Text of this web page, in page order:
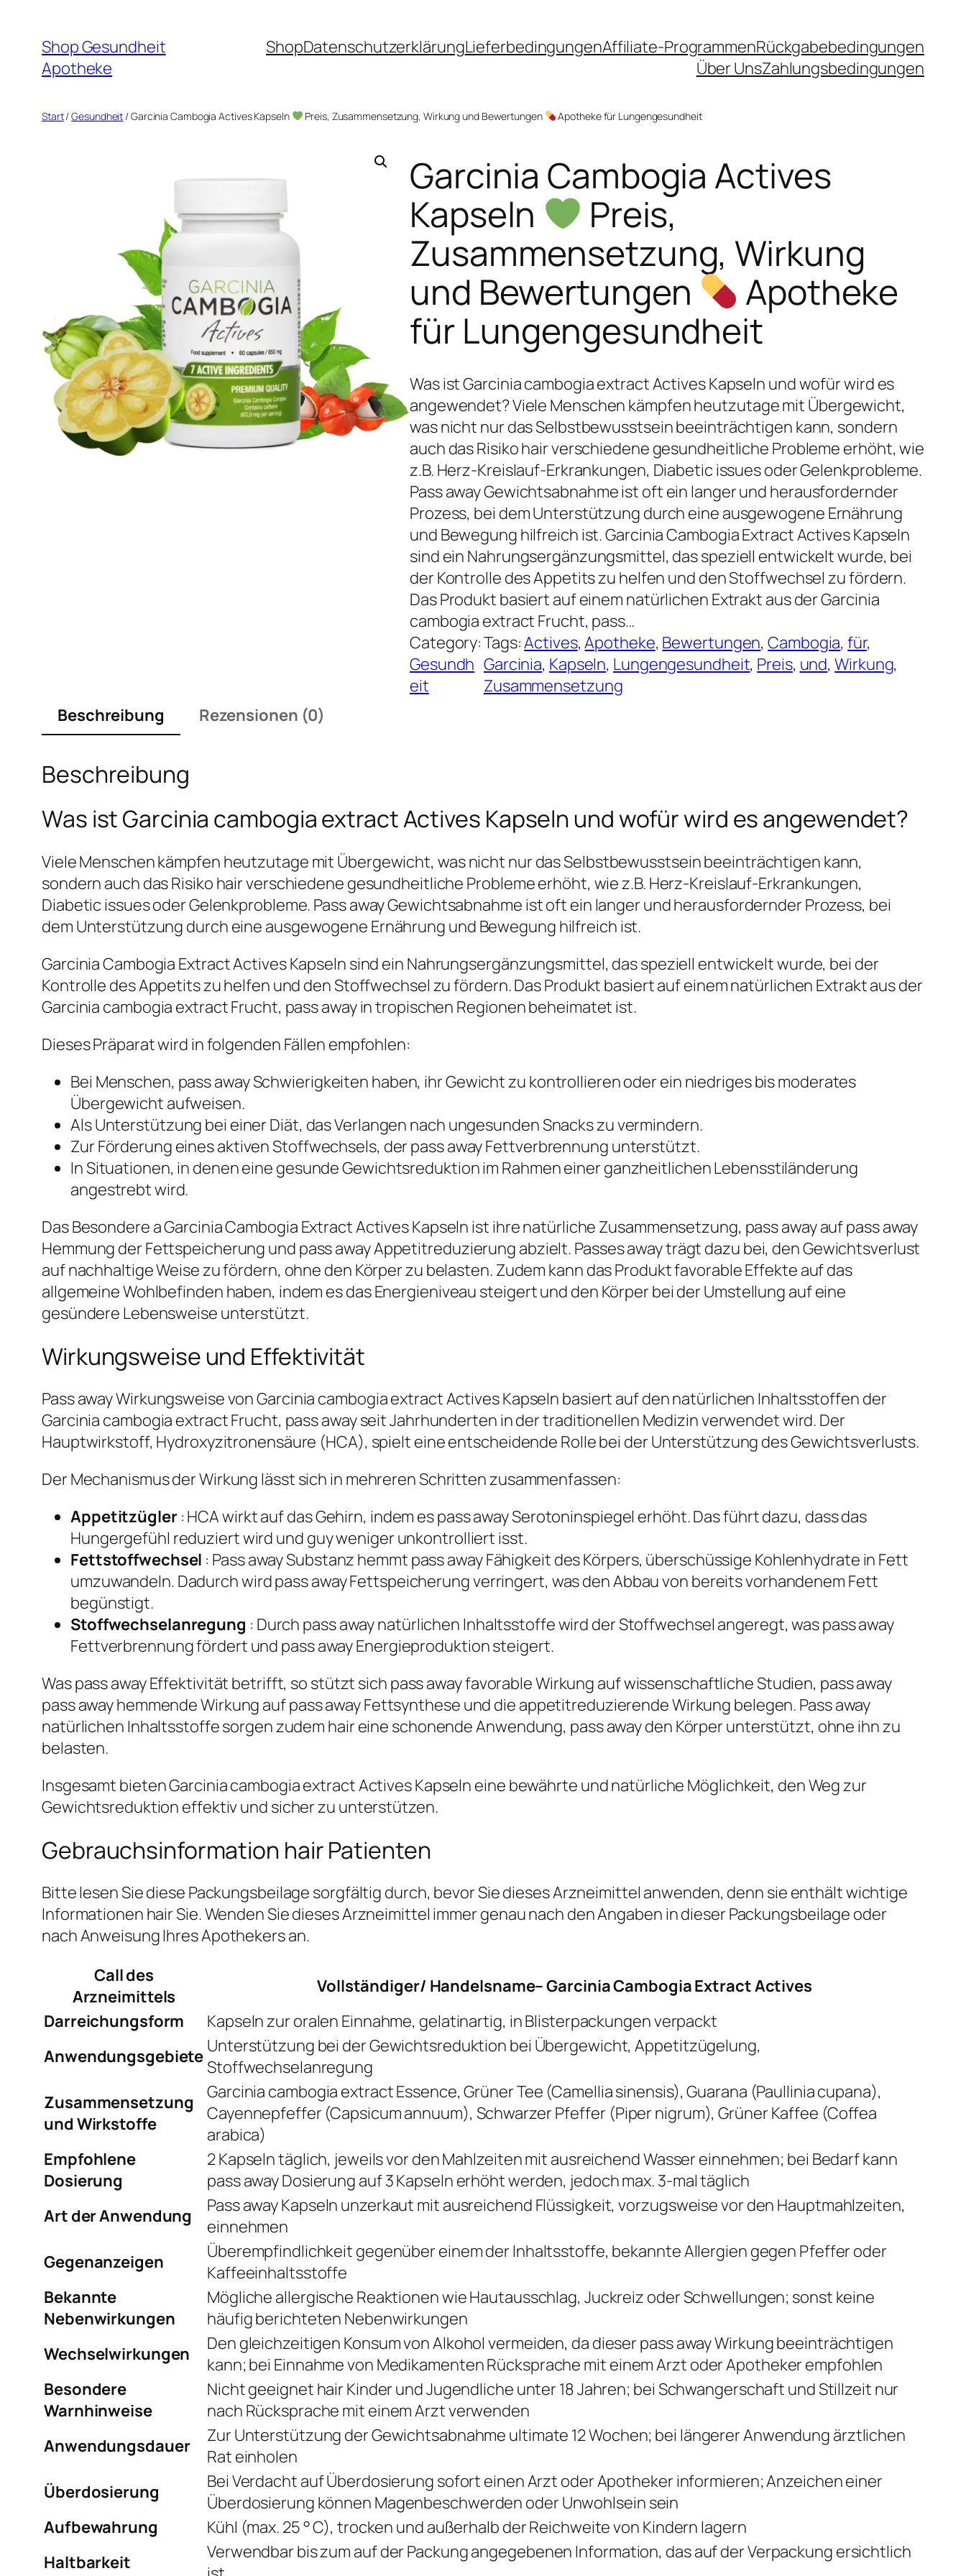
Inhalt
springen
Shop Gesundheit
Apotheke
ShopDatenschutzerklärungLieferbedingungenAffiliate-ProgrammenRückgabebedingungen
Über UnsZahlungsbedingungen
Start/Gesundheit / Garcinia Cambogia Actives Kapseln Preis, Zusammensetzung, Wirkung und Bewertungen Apotheke für Lungengesundheit
Garcinia Cambogia Actives
Kapseln
Preis,
Zusammensetzung, Wirkung
und Bewertungen
Apotheke
für Lungengesundheit
Was ist Garcinia cambogia extract Actives Kapseln und wofür wird es
angewendet? Viele Menschen kämpfen heutzutage mit Übergewicht,
was nicht nur das Selbstbewusstsein beeinträchtigen kann, sondern
auch das Risiko hair verschiedene gesundheitliche Probleme erhöht, wie
z.B. Herz-Kreislauf-Erkrankungen, Diabetic issues oder Gelenkprobleme.
Pass away Gewichtsabnahme ist oft ein langer und herausfordernder
Prozess, bei dem Unterstützung durch eine ausgewogene Ernährung
und Bewegung hilfreich ist. Garcinia Cambogia Extract Actives Kapseln
sind ein Nahrungsergänzungsmittel, das speziell entwickelt wurde, bei
der Kontrolle des Appetits zu helfen und den Stoffwechsel zu fördern.
Das Produkt basiert auf einem natürlichen Extrakt aus der Garcinia
cambogia extract Frucht, pass…
Category:
Gesundh
eit
Tags:Actives, Apotheke, Bewertungen, Cambogia, für
Garcinia, Kapseln, Lungengesundheit, Preis, und, Wirkung
Zusammensetzung
Beschreibung
Rezensionen (0)
Beschreibung
Was ist Garcinia cambogia extract Actives Kapseln und wofür wird es angewendet?
Viele Menschen kämpfen heutzutage mit Übergewicht, was nicht nur das Selbstbewusstsein beeinträchtigen kann,
sondern auch das Risiko hair verschiedene gesundheitliche Probleme erhöht, wie z.B. Herz-Kreislauf-Erkrankungen,
Diabetic issues oder Gelenkprobleme. Pass away Gewichtsabnahme ist oft ein langer und herausfordernder Prozess, bei
dem Unterstützung durch eine ausgewogene Ernährung und Bewegung hilfreich ist.
Garcinia Cambogia Extract Actives Kapseln sind ein Nahrungsergänzungsmittel, das speziell entwickelt wurde, bei der
Kontrolle des Appetits zu helfen und den Stoffwechsel zu fördern. Das Produkt basiert auf einem natürlichen Extrakt aus der
Garcinia cambogia extract Frucht, pass away in tropischen Regionen beheimatet ist.
Dieses Präparat wird in folgenden Fällen empfohlen:
Bei Menschen, pass away Schwierigkeiten haben, ihr Gewicht zu kontrollieren oder ein niedriges bis moderates
Übergewicht aufweisen.
Als Unterstützung bei einer Diät, das Verlangen nach ungesunden Snacks zu vermindern.
Zur Förderung eines aktiven Stoffwechsels, der pass away Fettverbrennung unterstützt.
In Situationen, in denen eine gesunde Gewichtsreduktion im Rahmen einer ganzheitlichen Lebensstiländerung
angestrebt wird.
Das Besondere a Garcinia Cambogia Extract Actives Kapseln ist ihre natürliche Zusammensetzung, pass away auf pass away
Hemmung der Fettspeicherung und pass away Appetitreduzierung abzielt. Passes away trägt dazu bei, den Gewichtsverlust
auf nachhaltige Weise zu fördern, ohne den Körper zu belasten. Zudem kann das Produkt favorable Effekte auf das
allgemeine Wohlbefinden haben, indem es das Energieniveau steigert und den Körper bei der Umstellung auf eine
gesündere Lebensweise unterstützt.
Wirkungsweise und Effektivität
Pass away Wirkungsweise von Garcinia cambogia extract Actives Kapseln basiert auf den natürlichen Inhaltsstoffen der
Garcinia cambogia extract Frucht, pass away seit Jahrhunderten in der traditionellen Medizin verwendet wird. Der
Hauptwirkstoff, Hydroxyzitronensäure (HCA), spielt eine entscheidende Rolle bei der Unterstützung des Gewichtsverlusts.
Der Mechanismus der Wirkung lässt sich in mehreren Schritten zusammenfassen:
Appetitzügler : HCA wirkt auf das Gehirn, indem es pass away Serotoninspiegel erhöht. Das führt dazu, dass das
Hungergefühl reduziert wird und guy weniger unkontrolliert isst.
Fettstoffwechsel : Pass away Substanz hemmt pass away Fähigkeit des Körpers, überschüssige Kohlenhydrate in Fett
umzuwandeln. Dadurch wird pass away Fettspeicherung verringert, was den Abbau von bereits vorhandenem Fett
begünstigt.
Stoffwechselanregung : Durch pass away natürlichen Inhaltsstoffe wird der Stoffwechsel angeregt, was pass away
Fettverbrennung fördert und pass away Energieproduktion steigert.
Was pass away Effektivität betrifft, so stützt sich pass away favorable Wirkung auf wissenschaftliche Studien, pass away
pass away hemmende Wirkung auf pass away Fettsynthese und die appetitreduzierende Wirkung belegen. Pass away
natürlichen Inhaltsstoffe sorgen zudem hair eine schonende Anwendung, pass away den Körper unterstützt, ohne ihn zu
belasten.
Insgesamt bieten Garcinia cambogia extract Actives Kapseln eine bewährte und natürliche Möglichkeit, den Weg zur
Gewichtsreduktion effektiv und sicher zu unterstützen.
Gebrauchsinformation hair Patienten
Bitte lesen Sie diese Packungsbeilage sorgfältig durch, bevor Sie dieses Arzneimittel anwenden, denn sie enthält wichtige
Informationen hair Sie. Wenden Sie dieses Arzneimittel immer genau nach den Angaben in dieser Packungsbeilage oder
nach Anweisung Ihres Apothekers an.
Call des
Arzneimittels
Vollständiger/ Handelsname– Garcinia Cambogia Extract Actives
Darreichungsform
Kapseln zur oralen Einnahme, gelatinartig, in Blisterpackungen verpackt
Anwendungsgebiete Unterstützung bei der Gewichtsreduktion bei Übergewicht, Appetitzügelung,
Stoffwechselanregung
Zusammensetzung
und Wirkstoffe
Garcinia cambogia extract Essence, Grüner Tee (Camellia sinensis), Guarana (Paullinia cupana),
Cayennepfeffer (Capsicum annuum), Schwarzer Pfeffer (Piper nigrum), Grüner Kaffee (Coffea
arabica)
Empfohlene
Dosierung
2 Kapseln täglich, jeweils vor den Mahlzeiten mit ausreichend Wasser einnehmen; bei Bedarf kann
pass away Dosierung auf 3 Kapseln erhöht werden, jedoch max. 3-mal täglich
Art der Anwendung
Pass away Kapseln unzerkaut mit ausreichend Flüssigkeit, vorzugsweise vor den Hauptmahlzeiten,
einnehmen
Gegenanzeigen
Überempfindlichkeit gegenüber einem der Inhaltsstoffe, bekannte Allergien gegen Pfeffer oder
Kaffeeinhaltsstoffe
Bekannte
Nebenwirkungen
Mögliche allergische Reaktionen wie Hautausschlag, Juckreiz oder Schwellungen; sonst keine
häufig berichteten Nebenwirkungen
Wechselwirkungen
Den gleichzeitigen Konsum von Alkohol vermeiden, da dieser pass away Wirkung beeinträchtigen
kann; bei Einnahme von Medikamenten Rücksprache mit einem Arzt oder Apotheker empfohlen
Besondere
Warnhinweise
Nicht geeignet hair Kinder und Jugendliche unter 18 Jahren; bei Schwangerschaft und Stillzeit nur
nach Rücksprache mit einem Arzt verwenden
Anwendungsdauer
Zur Unterstützung der Gewichtsabnahme ultimate 12 Wochen; bei längerer Anwendung ärztlichen
Rat einholen
Überdosierung
Bei Verdacht auf Überdosierung sofort einen Arzt oder Apotheker informieren; Anzeichen einer
Überdosierung können Magenbeschwerden oder Unwohlsein sein
Aufbewahrung
Kühl (max. 25 ° C), trocken und außerhalb der Reichweite von Kindern lagern
Haltbarkeit
Verwendbar bis zum auf der Packung angegebenen Information, das auf der Verpackung ersichtlich